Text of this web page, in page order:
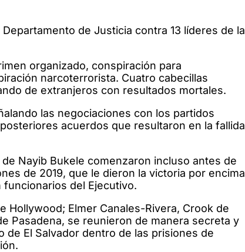
de Justicia contra 13 líderes de la
organizado, conspiración para
narcoterrorista. Cuatro cabecillas
de extranjeros con resultados mortales.
las negociaciones con los partidos
acuerdos que resultaron en la fallida
Nayib Bukele comenzaron incluso antes de
de 2019, que le dieron la victoria por encima
del Ejecutivo.
Hollywood; Elmer Canales-Rivera, Crook de
Pasadena, se reunieron de manera secreta y
El Salvador dentro de las prisiones de